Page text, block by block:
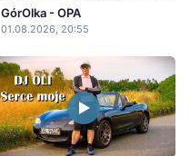
GórOlka - OPA
01.08.2026, 20:55